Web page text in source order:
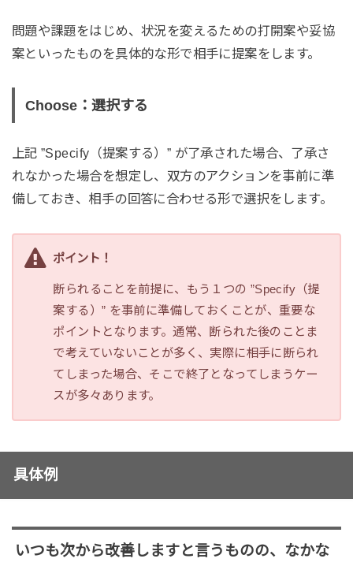
問題や課題をはじめ、状況を変えるための打開案や妥協
案といったものを具体的な形で相手に提案をします。
Choose：選択する
上記 ”Specify（提案する）” が了承された場合、了承さ
れなかった場合を想定し、双方のアクションを事前に準
備しておき、相手の回答に合わせる形で選択をします。
ポイント！
断られることを前提に、もう１つの ”Specify（提
案する）” を事前に準備しておくことが、重要な
ポイントとなります。通常、断られた後のことま
で考えていないことが多く、実際に相手に断られ
てしまった場合、そこで終了となってしまうケー
スが多々あります。
具体例
いつも次から改善しますと言うものの、なかな